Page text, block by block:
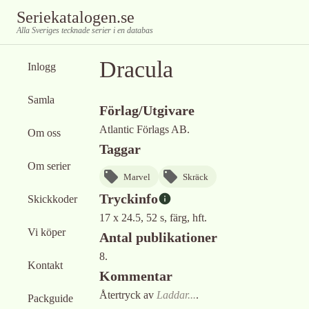
Seriekatalogen.se
Alla Sveriges tecknade serier i en databas
Inlogg
Samla
Om oss
Om serier
Skickkoder
Vi köper
Kontakt
Packguide
Dracula
Förlag/Utgivare
Atlantic Förlags AB.
Taggar
Marvel Skräck
Tryckinfo
17 x 24.5, 52 s, färg, hft.
Antal publikationer
8.
Kommentar
Återtryck av Laddar....